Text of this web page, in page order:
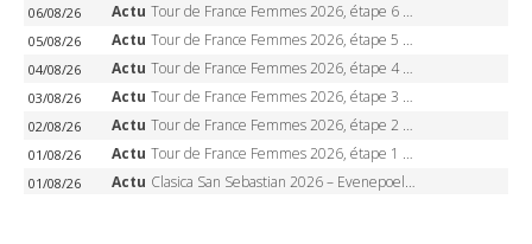
06/08/26 Actu Tour de France Femmes 2026, étape 6 – Kim Le Court-Pienaar gagne à Tournon, Reusser en jaune
05/08/26 Actu Tour de France Femmes 2026, étape 5 – Demi Vollering gagne à Belleville, Reusser en jaune, Ferrand-Prévot coule
04/08/26 Actu Tour de France Femmes 2026, étape 4 – Marlen Reusser écrase le chrono, Ferrand-Prévot en crise
03/08/26 Actu Tour de France Femmes 2026, étape 3 – Sigrid Haugset en solitaire, 88 km d’échappée, maillot jaune
02/08/26 Actu Tour de France Femmes 2026, étape 2 – Lorena Wiebes doublé à Genève, Markus héroïque, 7e record
01/08/26 Actu Tour de France Femmes 2026, étape 1 – Lorena Wiebes intouchable à Lausanne, premier maillot jaune
01/08/26 Actu Clasica San Sebastian 2026 – Evenepoel recordman, 4e victoire, Carapaz battu au sprint